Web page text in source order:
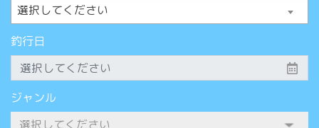
選択してください
釣行日
ジャンル